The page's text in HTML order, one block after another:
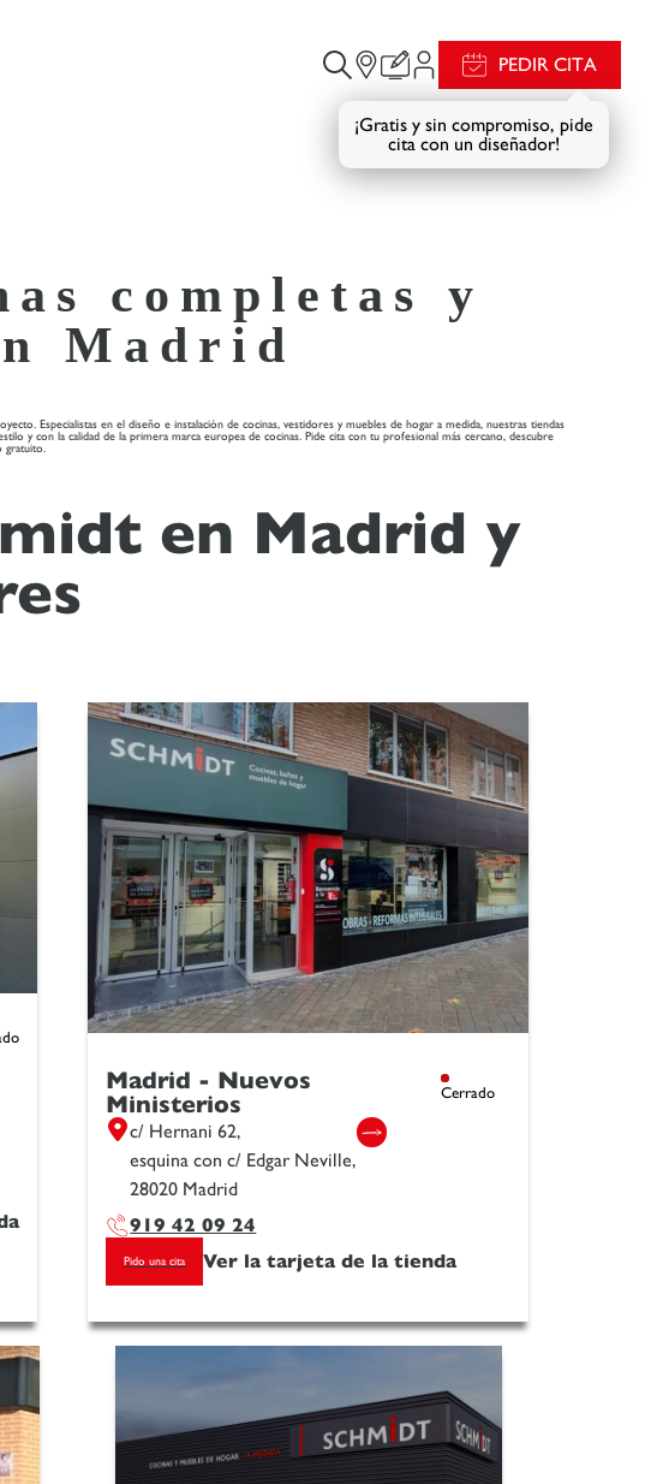
PEDIR CITA
¡Gratis y sin compromiso, pide
cita con un diseñador!
completas y
Madrid
Especialistas en el diseño e instalación de cocinas, vestidores y muebles de hogar a medida, nuestras tiendas
y con la calidad de la primera marca europea de cocinas. Pide cita con tu profesional más cercano, descubre
gratuito.
en Madrid y
Madrid - Nuevos
Ministerios
Cerrado
c/ Hernani 62,
esquina con c/ Edgar Neville,
28020 Madrid
919 42 09 24
Pido una cita Ver la tarjeta de la tienda